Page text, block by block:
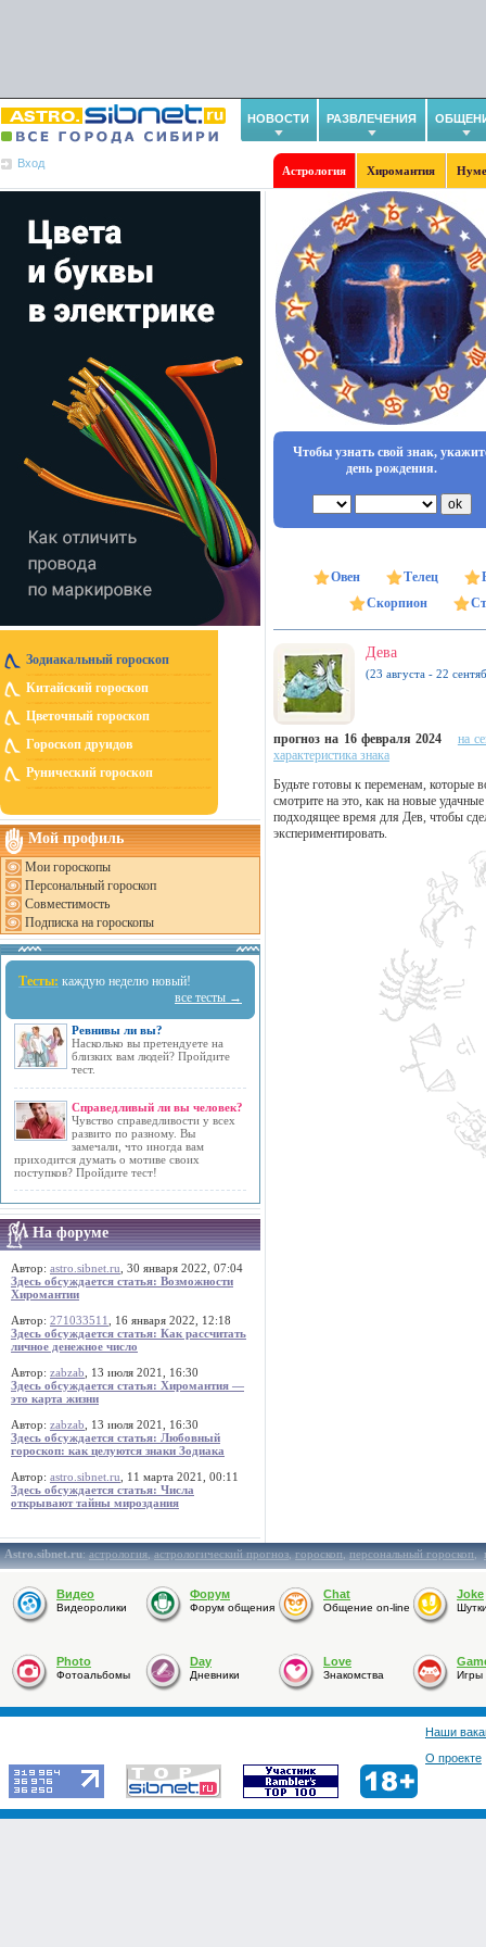
НОВОСТИ РАЗВЛЕЧЕНИЯ
Вход
Астрология Хиромантия
Зодиакальный гороскоп
Китайский гороскоп
Цветочный гороскоп
Гороскоп друидов
Рунический гороскоп
Мой профиль
Мои гороскопы
Персональный гороскоп
Совместимость
Подписка на гороскопы
Тесты: каждую неделю новый!
все тесты →
Ревнивы ли вы?
Насколько вы претендуете на
близких вам людей? Пройдите
тест.
Справедливый ли вы человек?
Чувство справедливости у всех
развито по разному. Вы
замечали, что иногда вам
приходится думать о мотиве своих
поступков? Пройдите тест!
На форуме
Автор: astro.sibnet.ru , 30 января 2022, 07:04
Здесь обсуждается статья: Возможности
Хиромантии
Автор: 271033511
, 16 января 2022, 12:18
Здесь обсуждается статья: Как рассчитать
личное денежное число
Автор: zabzab , 13 июля 2021, 16:30
Здесь обсуждается статья: Хиромантия —
это карта жизни
Автор: zabzab , 13 июля 2021, 16:30
Здесь обсуждается статья: Любовный
гороскоп: как целуются знаки Зодиака
Автор: astro.sibnet.ru , 11 марта 2021, 00:11
Здесь обсуждается статья: Числа
открывают тайны мироздания
Чтобы узнать свой знак,
день рождения.
Овен Телец
Скорпион
Дева
(23 августа - 22
прогноз на 16 февраля 2024
на
характеристика знака
Будьте готовы к переменам, которые
смотрите на это, как на новые
подходящее время для Дев, чтобы
экспериментировать.
Astro.sibnet.ru:астрология,астрологический прогноз,гороскоп,персональный гороскоп,
Видео
Видеоролики
Форум
Форум общения
Chat
Общение on-line
Joke
Photo
Фотоальбомы
Day
Дневники
Love
Знакомства Игры
Наши
О проекте